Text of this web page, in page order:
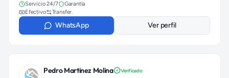
Servicio 24/7
Garantía
Efectivo
Transfer.
WhatsApp Ver perfil
Pedro Martinez Molina Verificado